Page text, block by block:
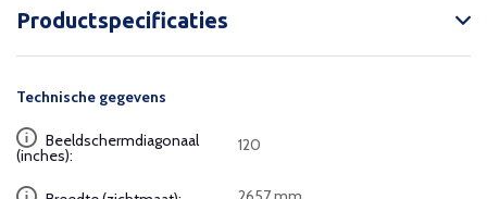
Productspecificaties
Technische gegevens
Beeldschermdiagonaal
(inches):
120